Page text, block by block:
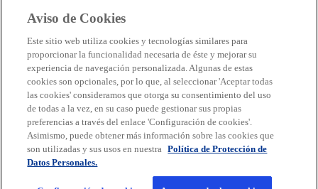
t
a
ñ
a
n
u
e
a
t
a
ñ
a
n
u
e
v
a
t
a
ñ
a
n
u
e
v
a
Carrera
s
e
a
b
r
e
e
s
e
a
b
r
e
e
s
e
a
b
r
e
e
s
e
a
b
r
e
e
LegalAvisos de PrivacidadAccesibilidadAyudaGlosario
© 2026 KPMG Cárdenas Dosal, S.C., Sociedad Civil Mexicana y firma
miembro de la organización mundial de firmas miembros
independientes de KPMG afiliadas a KPMG International Limited, una
compañía privada inglesa limitada por garantía. Todos los derechos
reservados. Prohibida la reproducción parcial o total sin la
Para más detalles sobre la estructura de la organización global de
Aviso de Cookies
Este sitio web utiliza cookies y tecnologías similares para
proporcionar la funcionalidad necesaria de éste y mejorar su
experiencia de navegación personalizada. Algunas de estas
cookies son opcionales, por lo que, al seleccionar 'Aceptar todas
las cookies' consideramos que otorga su consentimiento del uso
de todas a la vez, en su caso puede gestionar sus propias
preferencias a través del enlace 'Configuración de cookies'.
Asimismo, puede obtener más información sobre las cookies que
son utilizadas y sus usos en nuestra Política de Protección de
Datos Personales.